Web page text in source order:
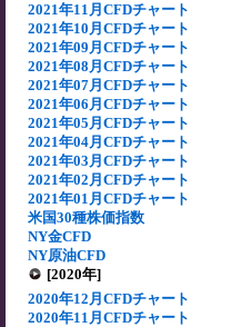
2021年11月CFDチャート
2021年10月CFDチャート
2021年09月CFDチャート
2021年08月CFDチャート
2021年07月CFDチャート
2021年06月CFDチャート
2021年05月CFDチャート
2021年04月CFDチャート
2021年03月CFDチャート
2021年02月CFDチャート
2021年01月CFDチャート
米国30種株価指数
NY金CFD
NY原油CFD
[2020年]
2020年12月CFDチャート
2020年11月CFDチャート